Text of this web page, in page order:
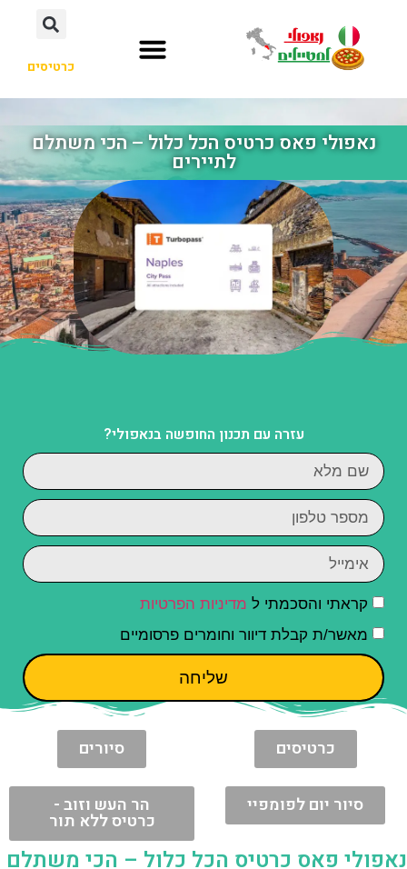
כרטיסים
נאפולי פאס כרטיס הכל כלול – הכי משתלם
לתיירים
עזרה עם תכנון החופשה בנאפולי?
קראתי והסכמתי ל מדיניות הפרטיות
מאשר/ת קבלת דיוור וחומרים פרסומיים
שליחה
כרטיסים סיורים
סיור יום לפומפיי הר העש וזוב -
כרטיס ללא תור
נאפולי פאס כרטיס הכל כלול – הכי משתלם